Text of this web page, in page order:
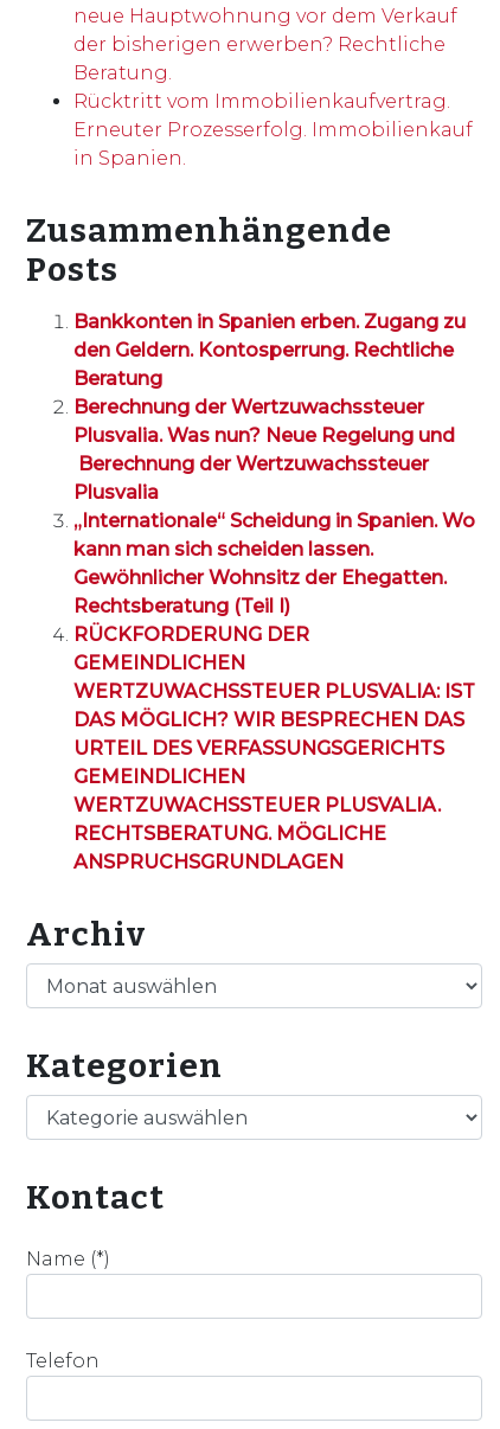
neue Hauptwohnung vor dem Verkauf
der bisherigen erwerben? Rechtliche
Beratung.
Rücktritt vom Immobilienkaufvertrag.
Erneuter Prozesserfolg. Immobilienkauf
in Spanien.
Zusammenhängende
Posts
Bankkonten in Spanien erben. Zugang zu
den Geldern. Kontosperrung. Rechtliche
Beratung
Berechnung der Wertzuwachssteuer
Plusvalia. Was nun? Neue Regelung und
Berechnung der Wertzuwachssteuer
Plusvalia
„Internationale“ Scheidung in Spanien. Wo
kann man sich scheiden lassen.
Gewöhnlicher Wohnsitz der Ehegatten.
Rechtsberatung (Teil I)
RÜCKFORDERUNG DER
GEMEINDLICHEN
WERTZUWACHSSTEUER PLUSVALIA: IST
DAS MÖGLICH? WIR BESPRECHEN DAS
URTEIL DES VERFASSUNGSGERICHTS
GEMEINDLICHEN
WERTZUWACHSSTEUER PLUSVALIA.
RECHTSBERATUNG. MÖGLICHE
ANSPRUCHSGRUNDLAGEN
Archiv
Archiv
Kategorien
Kategorien
Kontact
Name (*)
Telefon